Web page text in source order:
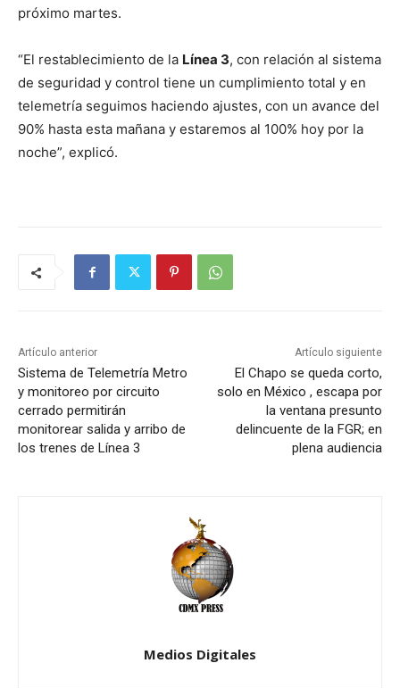
próximo martes.
“El restablecimiento de la Línea 3, con relación al sistema
de seguridad y control tiene un cumplimiento total y en
telemetría seguimos haciendo ajustes, con un avance del
90% hasta esta mañana y estaremos al 100% hoy por la
noche”, explicó.
Artículo anterior
Sistema de Telemetría Metro
y monitoreo por circuito
cerrado permitirán
monitorear salida y arribo de
los trenes de Línea 3
Artículo siguiente
El Chapo se queda corto,
solo en México , escapa por
la ventana presunto
delincuente de la FGR; en
plena audiencia
Medios Digitales